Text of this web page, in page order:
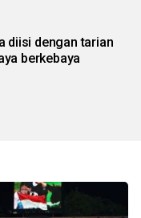
diisi dengan tarian
berkebaya